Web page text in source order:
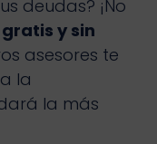
deudas? ¡No
y sin
asesores te
la
la más